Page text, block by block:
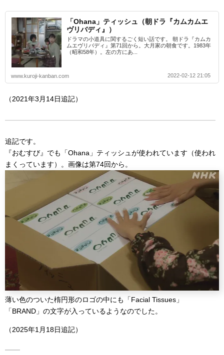
「Ohana」ティッシュ（朝ドラ『カムカムエ
ヴリバディ』）
ドラマの小道具に関するごく短い話です。 朝ドラ『カムカ
ムエヴリバディ』第71回から。大月家の朝食です。1983年
（昭和58年）。左の方にあ...
www.kuroji-kanban.com 2022-02-12 21:05
（2021年3月14日追記）
追記です。
『おむすび』でも「Ohana」ティッシュが使われています（使われ
まくっています）。画像は第74回から。
薄い色のついた楕円形のロゴの中にも「Facial Tissues」
「BRAND」の文字が入っているようなのでした。
（2025年1月18日追記）